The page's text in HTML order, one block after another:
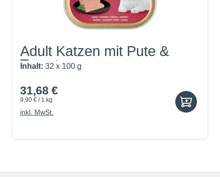
Adult Katzen mit Pute &
Tomate
Inhalt: 32 x 100 g
31,68 €
9,90 € / 1 kg
inkl. MwSt.